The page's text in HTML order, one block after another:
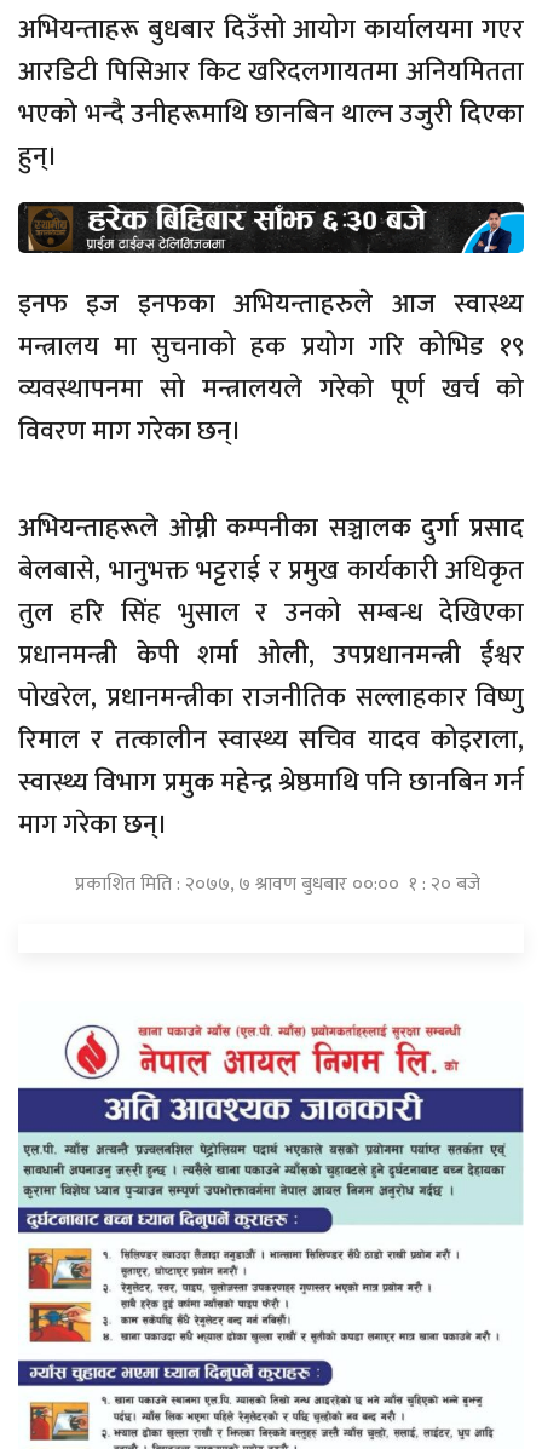
अभियन्ताहरू बुधबार दिउँसो आयोग कार्यालयमा गएर
आरडिटी पिसिआर किट खरिदलगायतमा अनियमितता
भएको भन्दै उनीहरूमाथि छानबिन थाल्न उजुरी दिएका
हुन्।
इनफ इज इनफका अभियन्ताहरुले आज स्वास्थ्य
मन्त्रालय मा सुचनाको हक प्रयोग गरि कोभिड १९
व्यवस्थापनमा सो मन्त्रालयले गरेको पूर्ण खर्च को
विवरण माग गरेका छन्।
अभियन्ताहरूले ओम्नी कम्पनीका सञ्चालक दुर्गा प्रसाद
बेलबासे, भानुभक्त भट्टराई र प्रमुख कार्यकारी अधिकृत
तुल हरि सिंह भुसाल र उनको सम्बन्ध देखिएका
प्रधानमन्त्री केपी शर्मा ओली, उपप्रधानमन्त्री ईश्वर
पोखरेल, प्रधानमन्त्रीका राजनीतिक सल्लाहकार विष्णु
रिमाल र तत्कालीन स्वास्थ्य सचिव यादव कोइराला,
स्वास्थ्य विभाग प्रमुक महेन्द्र श्रेष्ठमाथि पनि छानबिन गर्न
माग गरेका छन्।
प्रकाशित मिति : २०७७, ७ श्रावण बुधबार ००:०० १ : २० बजे